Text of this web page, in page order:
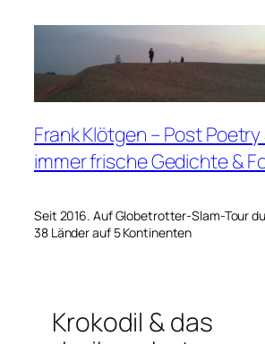
Frank Klötgen – Post Poetry
immer frische Gedichte &
Seit 2016. Auf Globetrotter-Slam-Tour
38 Länder auf 5 Kontinenten
Krokodil & das